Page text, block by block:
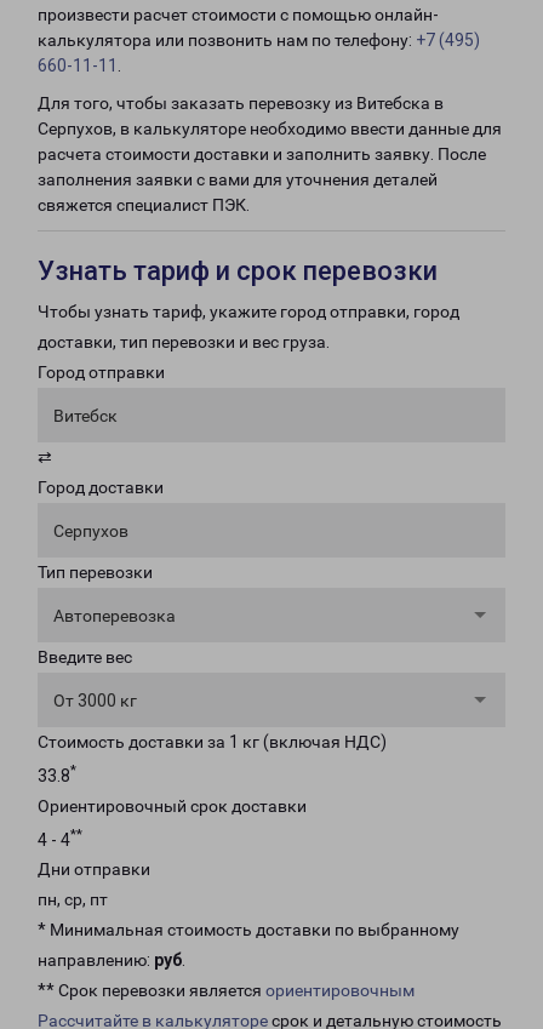
произвести расчет стоимости с помощью онлайн-
калькулятора или позвонить нам по телефону: +7 (495)
660-11-11
Для того, чтобы заказать перевозку из Витебска в
Серпухов, в калькуляторе необходимо ввести данные для
расчета стоимости доставки и заполнить заявку. После
заполнения заявки с вами для уточнения деталей
свяжется специалист ПЭК.
Узнать тариф и срок перевозки
Чтобы узнать тариф, укажите город отправки, город
доставки, тип перевозки и вес груза.
Город отправки
Витебск
⇄
Город доставки
Серпухов
Тип перевозки
Автоперевозка
Введите вес
От 3000 кг
Стоимость доставки за 1 кг (включая НДС)
33.8*
Ориентировочный срок доставки
4 - 4**
Дни отправки
пн, ср, пт
* Минимальная стоимость доставки по выбранному
направлению: руб.
** Срок перевозки является ориентировочным
Рассчитайте в калькуляторесрок и детальную стоимость